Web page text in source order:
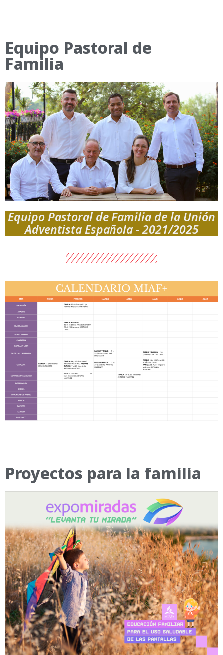
Equipo Pastoral de
Familia
Equipo Pastoral de Familia de la Unión
Adventista Española - 2021/2025
Proyectos para la familia